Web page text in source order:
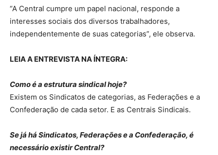
“A Central cumpre um papel nacional, responde a
interesses sociais dos diversos trabalhadores,
independentemente de suas categorias”, ele observa.
LEIA A ENTREVISTA NA ÍNTEGRA:
Como é a estrutura sindical hoje?
Existem os Sindicatos de categorias, as Federações e a
Confederação de cada setor. E as Centrais Sindicais.
Se já há Sindicatos, Federações e a Confederação, é
necessário existir Central?